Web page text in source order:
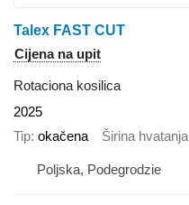
Talex FAST CUT
Cijena na upit
Rotaciona kosilica
2025
Tip okačena Širina hvatanja
Poljska, Podegrodzie